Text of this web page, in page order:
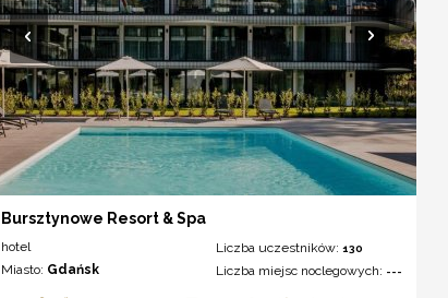
Bursztynowe Resort & Spa
hotel
Miasto: Gdańsk
Liczba uczestników:130
Liczba miejsc noclegowych: ---